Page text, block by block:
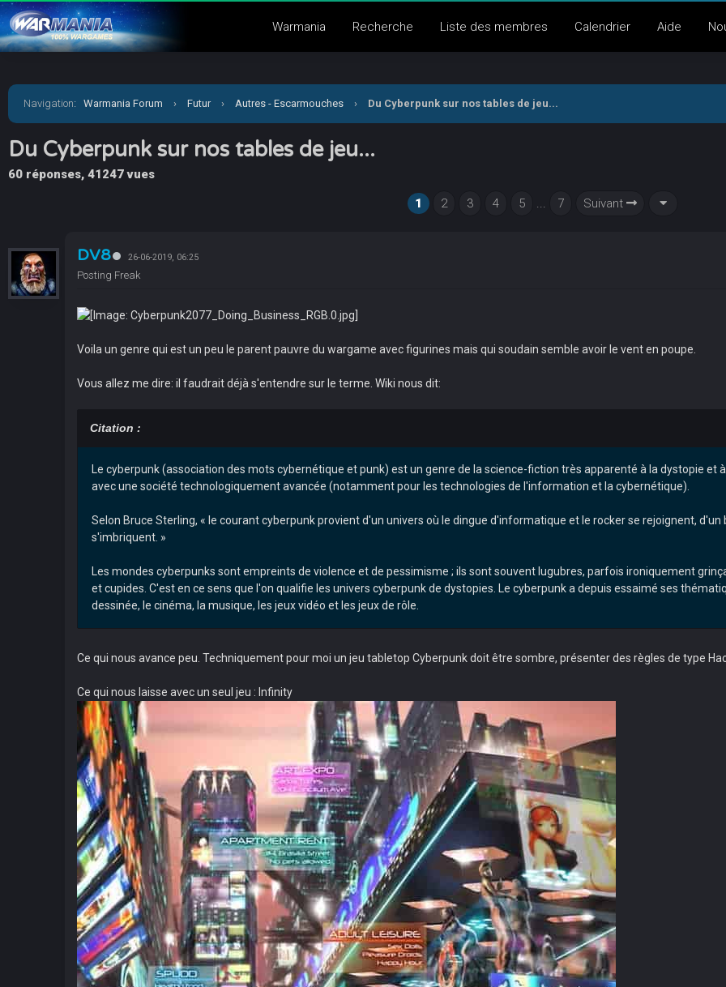
Warmania Recherche Liste des membres Calendrier Aide
Navigation: Warmania Forum › Futur › Autres - Escarmouches › Du Cyberpunk sur nos tables de jeu...
Du Cyberpunk sur nos tables de jeu...
60 réponses, 41247 vues
1
2 3 4 5 ... 7 Suivant
DV8 26-06-2019, 06:25
Posting Freak
Voila un genre qui est un peu le parent pauvre du wargame avec figurines mais qui soudain semble avoir le vent en poupe.
Vous allez me dire: il faudrait déjà s'entendre sur le terme. Wiki nous dit:
Citation :
Le cyberpunk (association des mots cybernétique et punk) est un genre de la science-fiction très apparenté à la dystopie
avec une société technologiquement avancée (notamment pour les technologies de l'information et la cybernétique).
Selon Bruce Sterling, « le courant cyberpunk provient d'un univers où le dingue d'informatique et le rocker se rejoignent,
s'imbriquent. »
Les mondes cyberpunks sont empreints de violence et de pessimisme ; ils sont souvent lugubres, parfois ironiquement
et cupides. C'est en ce sens que l'on qualifie les univers cyberpunk de dystopies. Le cyberpunk a depuis essaimé ses
dessinée, le cinéma, la musique, les jeux vidéo et les jeux de rôle.
Ce qui nous avance peu. Techniquement pour moi un jeu tabletop Cyberpunk doit être sombre, présenter des règles de type
Ce qui nous laisse avec un seul jeu : Infinity